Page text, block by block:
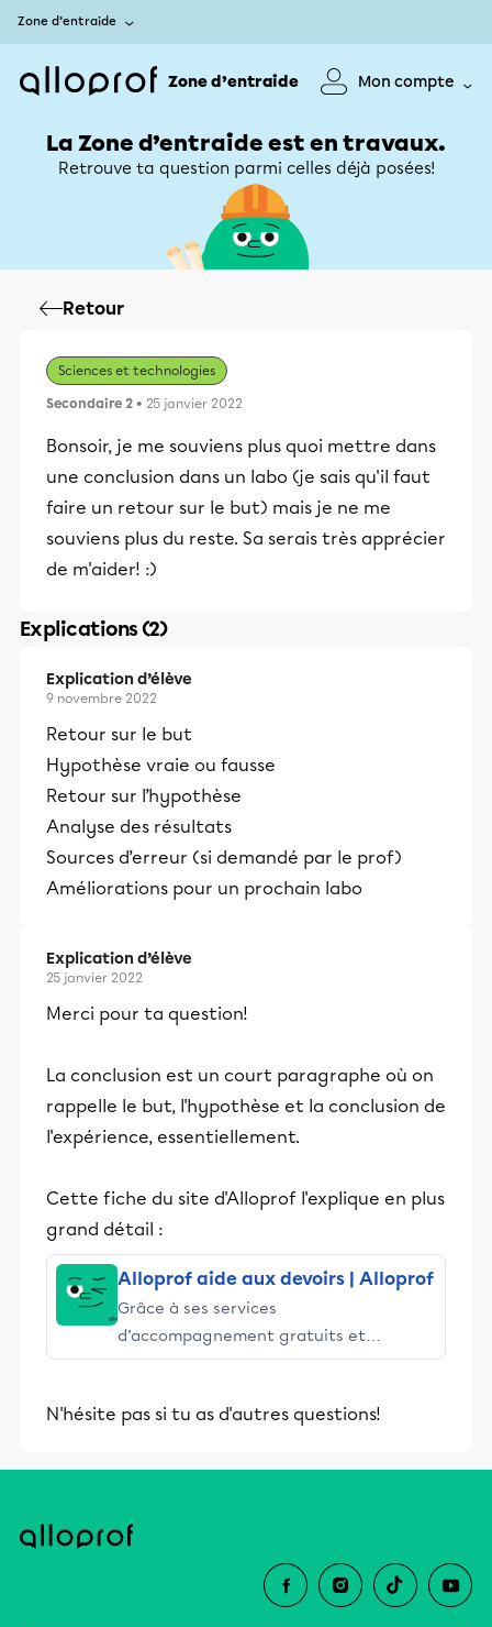
Zone d’entraide
Zone d’entraide Mon compte
La Zone d’entraide est en travaux.
Retrouve ta question parmi celles déjà posées!
Retour
Sciences et technologies
Secondaire 2 • 25 janvier 2022
Bonsoir, je me souviens plus quoi mettre dans
une conclusion dans un labo (je sais qu'il faut
faire un retour sur le but) mais je ne me
souviens plus du reste. Sa serais très apprécier
de m'aider! :)
Explications (2)
Explication d’élève
9 novembre 2022
Retour sur le but
Hypothèse vraie ou fausse
Retour sur l’hypothèse
Analyse des résultats
Sources d’erreur (si demandé par le prof)
Améliorations pour un prochain labo
Explication d’élève
25 janvier 2022
Merci pour ta question!
La conclusion est un court paragraphe où on
rappelle le but, l'hypothèse et la conclusion de
l'expérience, essentiellement.
Cette fiche du site d'Alloprof l'explique en plus
grand détail :
Alloprof aide aux devoirs | Alloprof
Grâce à ses services
d’accompagnement gratuits et
stimulants, Alloprof engage les élèves
éducative.
N'hésite pas si tu as d'autres questions!